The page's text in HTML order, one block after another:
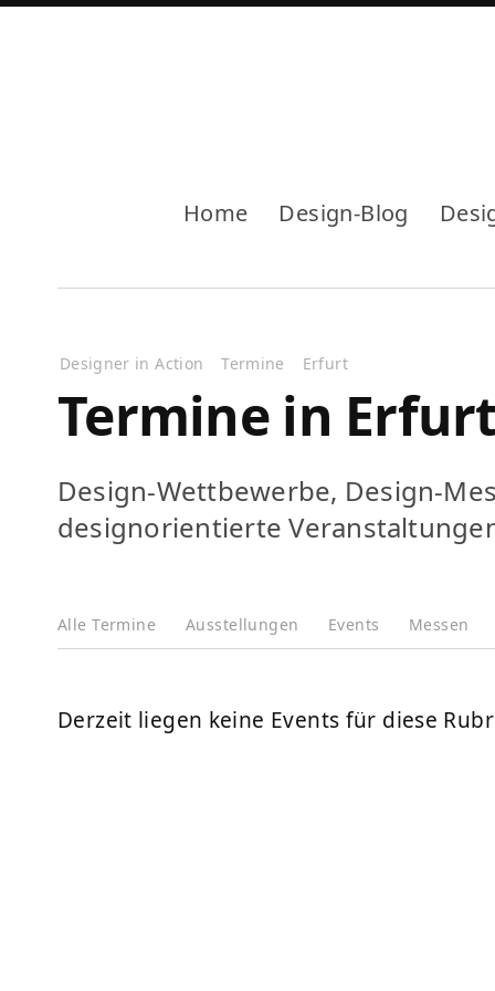
Home Design-Blog
Designer in Action Termine Erfurt
Termine in
Design-Wettbewerbe, Design-
designorientierte
AlleTermine Ausstellungen Events Messen
Derzeit liegen keine Events für diese